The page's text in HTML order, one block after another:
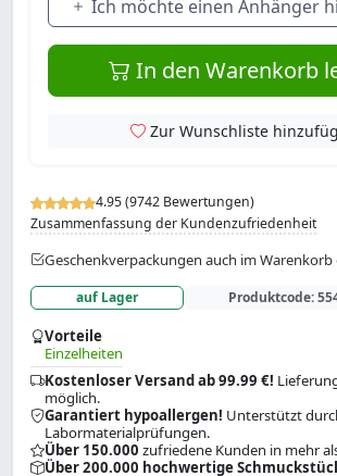
4.95 (9742 Bewertungen)
Zusammenfassung der Kundenzufriedenheit
Geschenkverpackungen auch im Warenkorb
auf Lager Produktcode:
Vorteile
Einzelheiten
Kostenloser Versand ab 99.99 €!
möglich.
Garantiert hypoallergen! Unterstützt
Labormaterialprüfungen.
Über 150.000 zufriedene Kunden in mehr
Über 200.000 hochwertige
Ich möchte einen Anhänger
In den Warenkorb
Zur Wunschliste